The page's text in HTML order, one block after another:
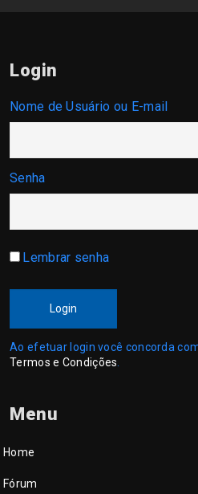
Login
Nome de Usuário ou E-mail
Senha
Lembrar senha
Login
Ao efetuar login você concorda
Termos e Condições
Menu
Home
Fórum